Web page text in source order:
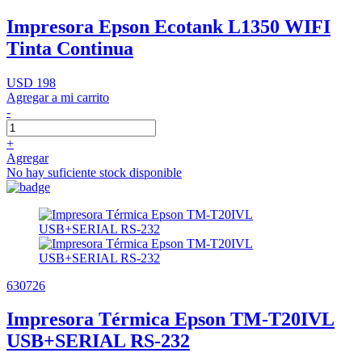
Impresora Epson Ecotank L1350 WIFI
Tinta Continua
USD 198
Agregar a mi carrito
-
+
Agregar
No hay suficiente stock disponible
630726
Impresora Térmica Epson TM-T20IVL
USB+SERIAL RS-232